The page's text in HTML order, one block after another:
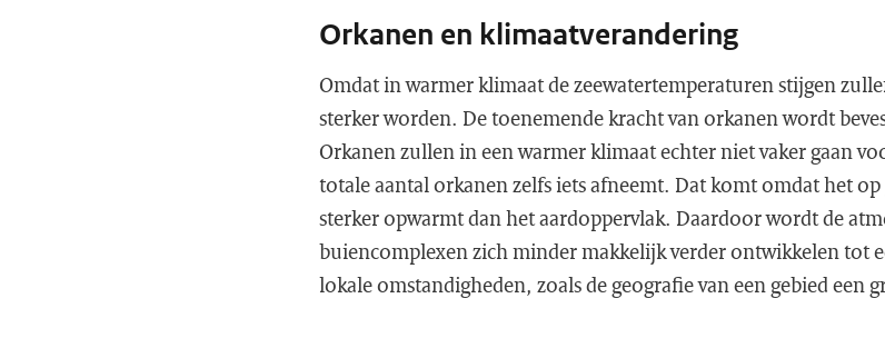
Orkanen en klimaatverandering
Omdat in warmer klimaat de zeewatertemperaturen stijgen
sterker worden. De toenemende kracht van orkanen wordt
Orkanen zullen in een warmer klimaat echter niet vaker gaan
totale aantal orkanen zelfs iets afneemt. Dat komt omdat het
sterker opwarmt dan het aardoppervlak. Daardoor wordt de
buiencomplexen zich minder makkelijk verder ontwikkelen tot
lokale omstandigheden, zoals de geografie van een gebied een